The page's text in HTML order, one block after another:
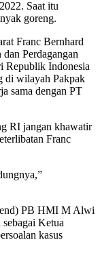
Saat itu
goreng.
Franc Bernhard
Perdagangan
Republik Indonesia
di wilayah Pakpak
sama dengan PT
RI jangan khawatir
Franc
PB HMI M Alwi
Ketua
kasus